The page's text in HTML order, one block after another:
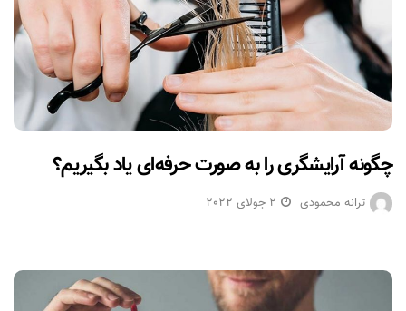
چگونه آرایشگری را به صورت حرفه‌ای یاد بگیریم؟
ترانه محمودی 2 جولای 2022